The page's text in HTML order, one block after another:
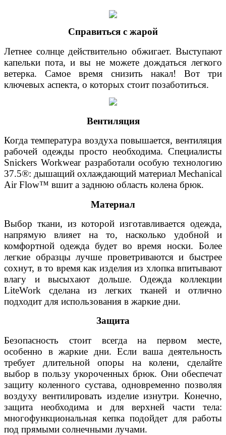
Справиться с жарой
Летнее солнце действительно обжигает. Выступают
капельки пота, и вы не можете дождаться легкого
ветерка. Самое время снизить накал! Вот три
ключевых аспекта, о которых стоит позаботиться.
Вентиляция
Когда температура воздуха повышается, вентиляция
рабочей одежды просто необходима. Специалисты
Snickers Workwear разработали особую технологию
37.5®: дышащий охлаждающий материал Mechanical
Air Flow™ вшит а заднюю область колена брюк.
Материал
Выбор ткани, из которой изготавливается одежда,
напрямую влияет на то, насколько удобной и
комфортной одежда будет во время носки. Более
легкие образцы лучше проветриваются и быстрее
сохнут, в то время как изделия из хлопка впитывают
влагу и высыхают дольше. Одежда коллекции
LiteWork сделана из легких тканей и отлично
подходит для использования в жаркие дни.
Защита
Безопасность стоит всегда на первом месте,
особенно в жаркие дни. Если ваша деятельность
требует длительной опоры на колени, сделайте
выбор в пользу укороченных брюк. Они обеспечат
защиту коленного сустава, одновременно позволяя
воздуху вентилировать изделие изнутри. Конечно,
защита необходима и для верхней части тела:
многофункциональная кепка подойдет для работы
под прямыми солнечными лучами.